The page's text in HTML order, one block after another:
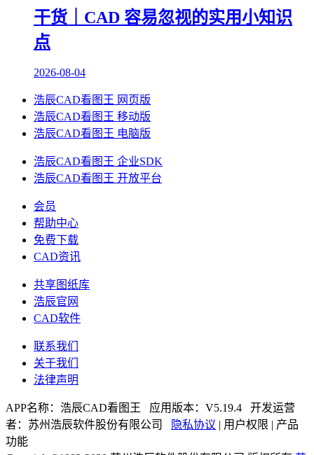
干货｜CAD 容易忽视的实用小知识
点
2026-08-04
浩辰CAD看图王 网页版
浩辰CAD看图王 移动版
浩辰CAD看图王 电脑版
浩辰CAD看图王 企业SDK
浩辰CAD看图王 开放平台
会员
帮助中心
免费下载
CAD资讯
共享图纸库
浩辰官网
CAD软件
联系我们
关于我们
法律声明
APP名称： 浩辰CAD看图王 应用版本：V5.19.4
开发运营
者：苏州浩辰软件股份有限公司
隐私协议 | 用户权限 | 产品
功能